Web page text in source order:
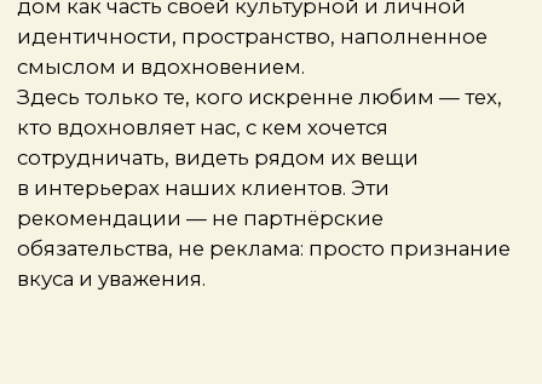
не по тренду, а по смыслу. Heritage помогает
интегрировать дизайн в интерьер как живой
акцент — не просто красивую вещь, а деталь,
формирующую атмосферу. Такие предметы
не стареют и не теряют актуальности —
выразительнее.